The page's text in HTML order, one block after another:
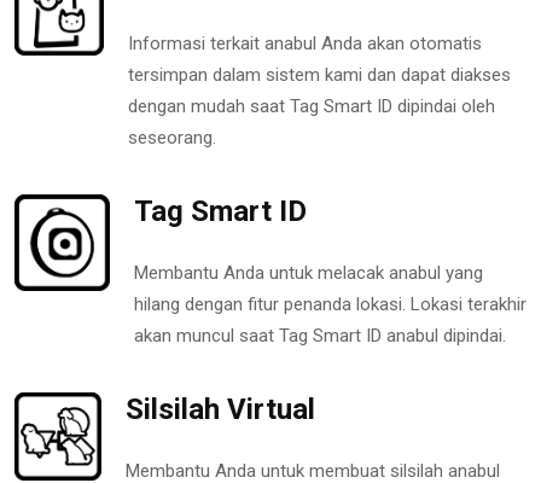
Informasi terkait anabul Anda akan otomatis
tersimpan dalam sistem kami dan dapat diakses
dengan mudah saat Tag Smart ID dipindai oleh
seseorang.
Tag Smart ID
Membantu Anda untuk melacak anabul yang
hilang dengan fitur penanda lokasi. Lokasi terakhir
akan muncul saat Tag Smart ID anabul dipindai.
Silsilah Virtual
Membantu Anda untuk membuat silsilah anabul